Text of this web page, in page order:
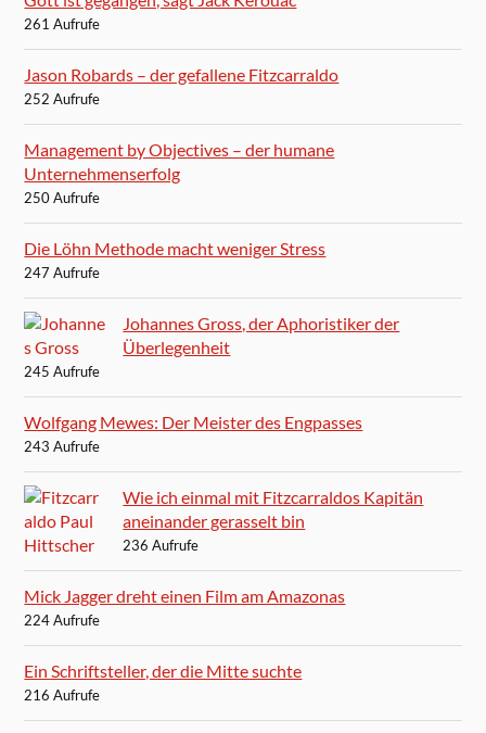
261 Aufrufe
Jason Robards – der gefallene Fitzcarraldo
252 Aufrufe
Management by Objectives – der humane
Unternehmenserfolg
250 Aufrufe
Die Löhn Methode macht weniger Stress
247 Aufrufe
Johannes Gross, der Aphoristiker der
Überlegenheit
245 Aufrufe
Wolfgang Mewes: Der Meister des Engpasses
243 Aufrufe
Wie ich einmal mit Fitzcarraldos Kapitän
aneinander gerasselt bin
236 Aufrufe
Mick Jagger dreht einen Film am Amazonas
224 Aufrufe
Ein Schriftsteller, der die Mitte suchte
216 Aufrufe